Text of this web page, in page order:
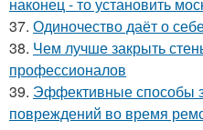
37. Одиночество даёт о
38. Чем лучше закрыть
профессионалов
39. Эффективные способы
повреждений во время